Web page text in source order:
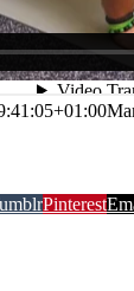
Pinterest